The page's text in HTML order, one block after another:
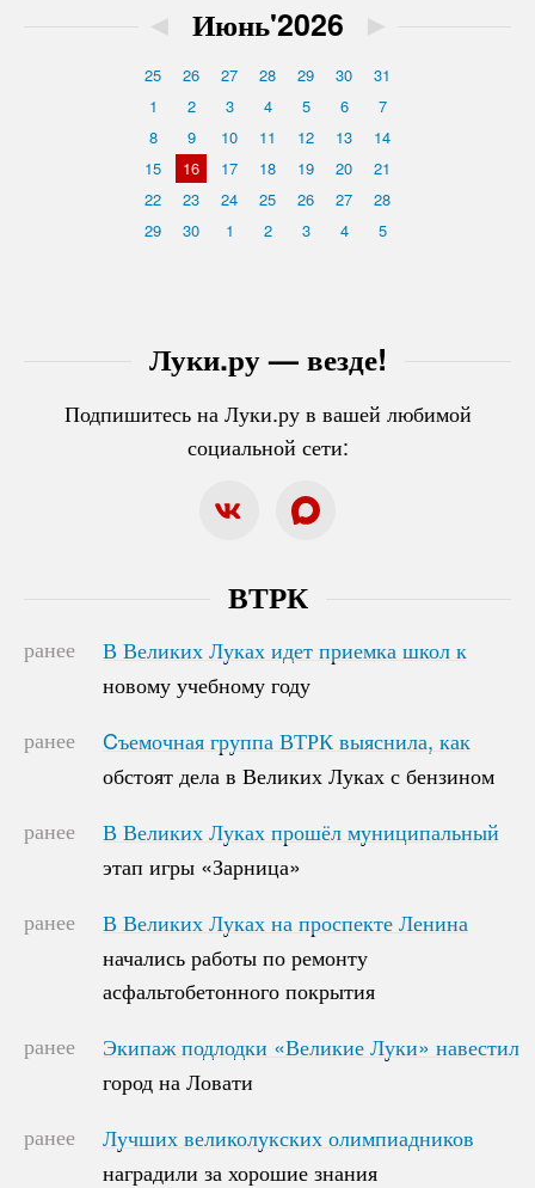
Луки.ру — везде!
Подпишитесь на Луки.ру в вашей любимой
социальной сети:
◄ Июнь'2026 ►
25 26 27 28 29 30
31
1
2 3 4 5 6
7
8
9 10 11 12 13
14
15
16 17 18 19 20
21
22
23 24 25 26 27
28
29
30 1 2 3 4 5
ВТРК
ранее
В Великих Луках идет приемка школ к
новому учебному году
В Великих Луках идет приемка школ к
новому учебному году
ранее
Cъемочная группа ВТРК выяснила, как
обстоят дела в Великих Луках с бензином
Cъемочная группа ВТРК выяснила, как
обстоят дела в Великих Луках с бензином
ранее
В Великих Луках прошёл муниципальный
этап игры «Зарница»
В Великих Луках прошёл муниципальный
этап игры «Зарница»
ранее
В Великих Луках на проспекте Ленина
начались работы по ремонту
асфальтобетонного покрытия
В Великих Луках на проспекте Ленина
начались работы по ремонту
асфальтобетонного покрытия
ранее
Экипаж подлодки «Великие Луки» навестил
город на Ловати
Экипаж подлодки «Великие Луки» навестил
город на Ловати
ранее
Лучших великолукских олимпиадников
наградили за хорошие знания
Лучших великолукских олимпиадников
наградили за хорошие знания